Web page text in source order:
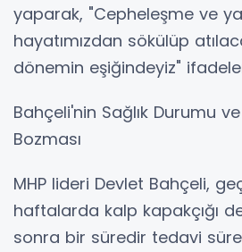
yaparak, "Cepheleşme ve
hayatımızdan sökülüp
dönemin eşiğindeyiz"
Bahçeli'nin Sağlık Durumu
Bozması
MHP lideri Devlet Bahçeli,
haftalarda kalp kapakçığı
sonra bir süredir tedavi